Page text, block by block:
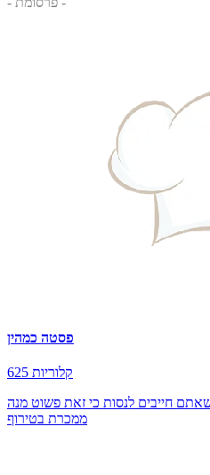
פסטה כמהין
625 קלוריות
חייבים לנסות כי זאת פשוט מנה
ממכרת בטירוף